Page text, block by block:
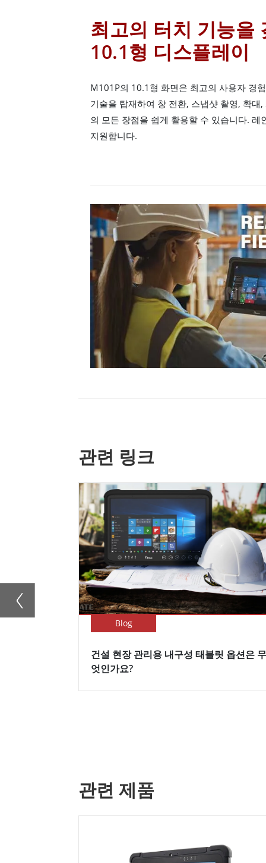
최고의 터치 기능을
10.1형 디스플레이
M101P의 10.1형 화면은 최고의 사용자 경
기술을 탑재하여 창 전환, 스냅샷 촬영, 확대
의 모든 장점을 쉽게 활용할 수 있습니다. 레
지원합니다.
관련 링크
Blog
건설 현장 관리용 내구성 태블릿 옵션은 무
엇인가요?
관련 제품